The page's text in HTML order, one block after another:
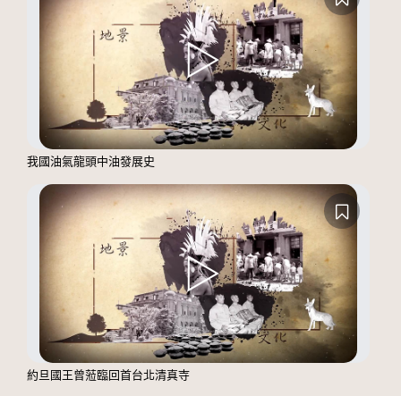
我國油氣龍頭中油發展史
約旦國王曾蒞臨回首台北清真寺